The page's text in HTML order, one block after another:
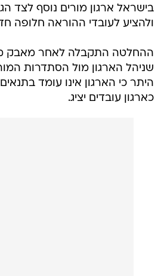
בישראל ארגון מורים נוסף לצד
ולהציע לעובדי ההוראה חלופה
ההחלטה התקבלה לאחר מאבק
שניהל הארגון מול הסתדרות
היתר כי הארגון אינו עומד
כארגון עובדים יציג.